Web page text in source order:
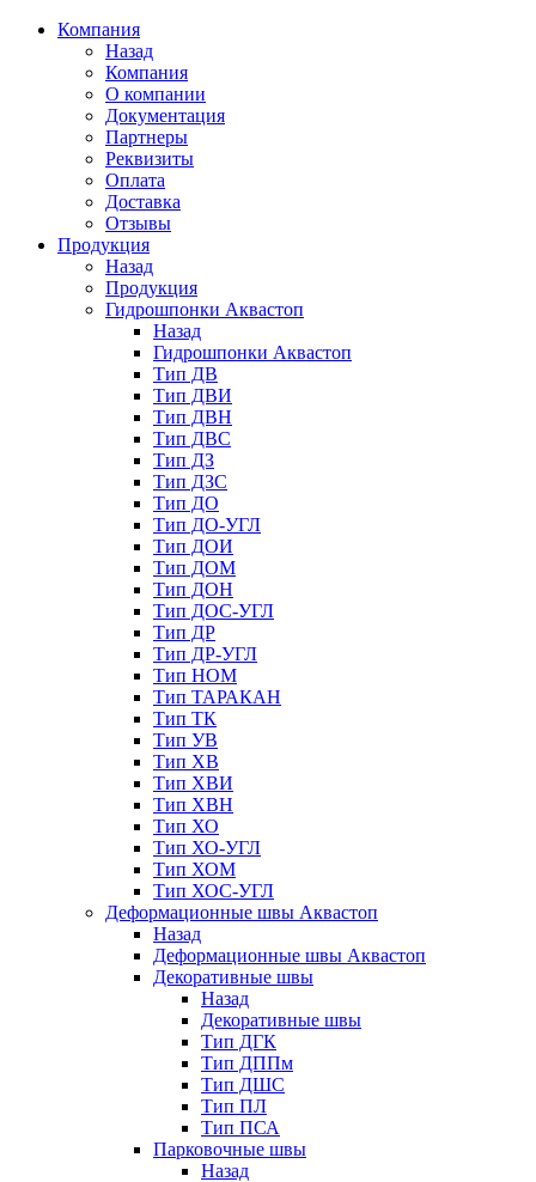
Компания
Назад
Компания
О компании
Документация
Партнеры
Реквизиты
Оплата
Доставка
Отзывы
Продукция
Назад
Продукция
Гидрошпонки Аквастоп
Назад
Гидрошпонки Аквастоп
Тип ДВ
Тип ДВИ
Тип ДВН
Тип ДВС
Тип ДЗ
Тип ДЗС
Тип ДО
Тип ДО-УГЛ
Тип ДОИ
Тип ДОМ
Тип ДОН
Тип ДОС-УГЛ
Тип ДР
Тип ДР-УГЛ
Тип НОМ
Тип ТАРАКАН
Тип ТК
Тип УВ
Тип ХВ
Тип ХВИ
Тип ХВН
Тип ХО
Тип ХО-УГЛ
Тип ХОМ
Тип ХОС-УГЛ
Деформационные швы Аквастоп
Назад
Деформационные швы Аквастоп
Декоративные швы
Назад
Декоративные швы
Тип ДГК
Тип ДППм
Тип ДШС
Тип ПЛ
Тип ПСА
Парковочные швы
Назад